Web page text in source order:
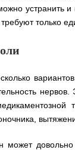
устранить
только